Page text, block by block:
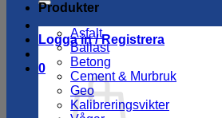
Logga in / Registrera
0
Produkter
Asfalt
Ballast
Betong
Cement & Murbruk
Geo
Kalibreringsvikter